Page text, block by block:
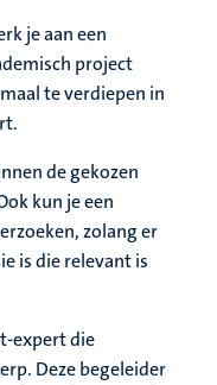
je aan een
project
te verdiepen in
de gekozen
kun je een
zolang er
is die relevant is
expert die
Deze begeleider